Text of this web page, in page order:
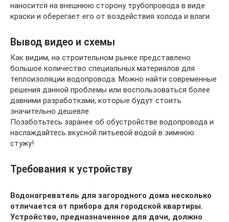
наносится на внешнюю сторону трубопровода в виде
краски и оберегает его от воздействия холода и влаги.
Вывод видео и схемы
Как видим, на строительном рынке представлено
большое количество специальных материалов для
теплоизоляции водопровода. Можно найти современные
решения данной проблемы или воспользоваться более
давними разработками, которые будут стоить
значительно дешевле.
Позаботьтесь заранее об обустройстве водопровода и
наслаждайтесь вкусной питьевой водой в зимнюю
стужу!
Требования к устройству
Водонагреватель для загородного дома несколько
отличается от прибора для городской квартиры.
Устройство, предназначенное для дачи, должно